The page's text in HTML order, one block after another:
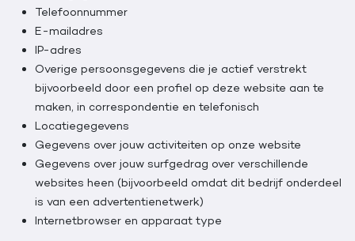
Telefoonnummer
E-mailadres
IP-adres
Overige persoonsgegevens die je actief verstrekt
bijvoorbeeld door een profiel op deze website aan te
maken, in correspondentie en telefonisch
Locatiegegevens
Gegevens over jouw activiteiten op onze website
Gegevens over jouw surfgedrag over verschillende
websites heen (bijvoorbeeld omdat dit bedrijf onderdeel
is van een advertentienetwerk)
Internetbrowser en apparaat type